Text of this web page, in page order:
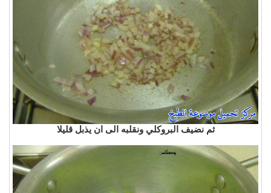
ثم نضيف البروكلي ونقلبه الى ان يذبل قليلا